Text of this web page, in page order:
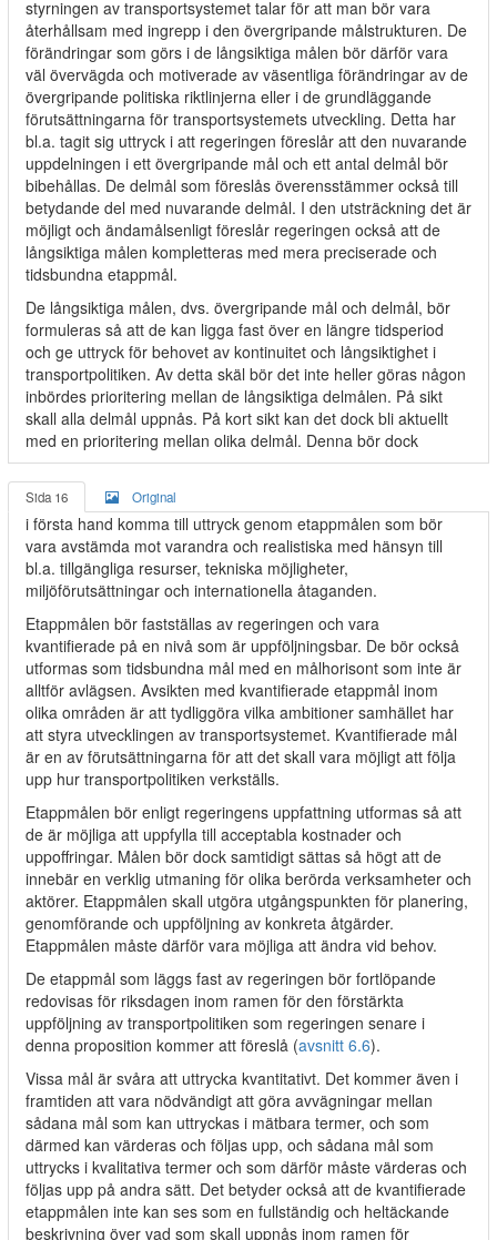
styrningen av transportsystemet talar för att man bör vara
återhållsam med ingrepp i den övergripande målstrukturen. De
förändringar som görs i de långsiktiga målen bör därför vara
väl övervägda och motiverade av väsentliga förändringar av de
övergripande politiska riktlinjerna eller i de grundläggande
förutsättningarna för transportsystemets utveckling. Detta har
bl.a. tagit sig uttryck i att regeringen föreslår att den nuvarande
uppdelningen i ett övergripande mål och ett antal delmål bör
bibehållas. De delmål som föreslås överensstämmer också till
betydande del med nuvarande delmål. I den utsträckning det är
möjligt och ändamålsenligt föreslår regeringen också att de
långsiktiga målen kompletteras med mera preciserade och
tidsbundna etappmål.
De långsiktiga målen, dvs. övergripande mål och delmål, bör
formuleras så att de kan ligga fast över en längre tidsperiod
och ge uttryck för behovet av kontinuitet och långsiktighet i
transportpolitiken. Av detta skäl bör det inte heller göras någon
inbördes prioritering mellan de långsiktiga delmålen. På sikt
skall alla delmål uppnås. På kort sikt kan det dock bli aktuellt
med en prioritering mellan olika delmål. Denna bör dock
Sida 16 Original
i första hand komma till uttryck genom etappmålen som bör
vara avstämda mot varandra och realistiska med hänsyn till
bl.a. tillgängliga resurser, tekniska möjligheter,
miljöförutsättningar och internationella åtaganden.
Etappmålen bör fastställas av regeringen och vara
kvantifierade på en nivå som är uppföljningsbar. De bör också
utformas som tidsbundna mål med en målhorisont som inte är
alltför avlägsen. Avsikten med kvantifierade etappmål inom
olika områden är att tydliggöra vilka ambitioner samhället har
att styra utvecklingen av transportsystemet. Kvantifierade mål
är en av förutsättningarna för att det skall vara möjligt att följa
upp hur transportpolitiken verkställs.
Etappmålen bör enligt regeringens uppfattning utformas så att
de är möjliga att uppfylla till acceptabla kostnader och
uppoffringar. Målen bör dock samtidigt sättas så högt att de
innebär en verklig utmaning för olika berörda verksamheter och
aktörer. Etappmålen skall utgöra utgångspunkten för planering,
genomförande och uppföljning av konkreta åtgärder.
Etappmålen måste därför vara möjliga att ändra vid behov.
De etappmål som läggs fast av regeringen bör fortlöpande
redovisas för riksdagen inom ramen för den förstärkta
uppföljning av transportpolitiken som regeringen senare i
denna proposition kommer att föreslå (avsnitt 6.6).
Vissa mål är svåra att uttrycka kvantitativt. Det kommer även i
framtiden att vara nödvändigt att göra avvägningar mellan
sådana mål som kan uttryckas i mätbara termer, och som
därmed kan värderas och följas upp, och sådana mål som
uttrycks i kvalitativa termer och som därför måste värderas och
följas upp på andra sätt. Det betyder också att de kvantifierade
etappmålen inte kan ses som en fullständig och heltäckande
beskrivning över vad som skall uppnås inom ramen för